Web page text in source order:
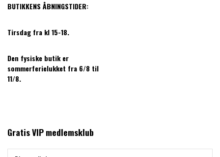
BUTIKKENS ÅBNINGSTIDER:
Tirsdag fra kl 15-18.
Den fysiske butik er
sommerferielukket fra 6/8 til
11/8.
Gratis VIP medlemsklub